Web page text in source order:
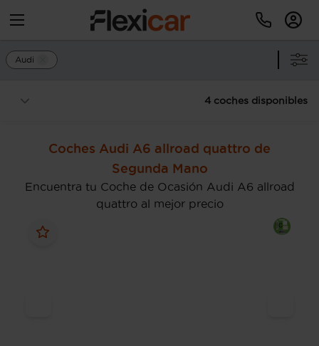
Audi
4 coches disponibles
Coches Audi A6 allroad quattro de
Segunda Mano
Encuentra tu Coche de Ocasión Audi A6 allroad
quattro al mejor precio